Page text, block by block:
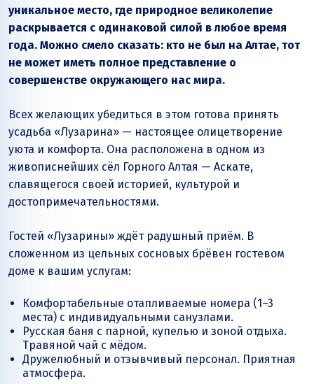
уникальное место, где природное великолепие
раскрывается с одинаковой силой в любое время
года. Можно смело сказать: кто не был на Алтае, тот
не может иметь полное представление о
совершенстве окружающего нас мира.
Всех желающих убедиться в этом готова принять
усадьба «Лузарина» — настоящее олицетворение
уюта и комфорта. Она расположена в одном из
живописнейших сёл Горного Алтая — Аскате,
славящегося своей историей, культурой и
достопримечательностями.
Гостей «Лузарины» ждёт радушный приём. В
сложенном из цельных сосновых брёвен гостевом
доме к вашим услугам:
Комфортабельные отапливаемые номера (1–3
места) с индивидуальными санузлами.
Русская баня с парной, купелью и зоной отдыха.
Травяной чай с мёдом.
Дружелюбный и отзывчивый персонал. Приятная
атмосфера.